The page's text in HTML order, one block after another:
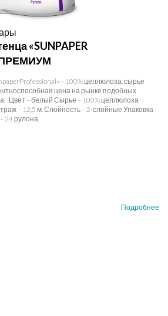
«SUNPAPER
ПРЕМИУМ
– 100% целлюлоза, сырье
цена на рынке подобных
Цвет – белый Сырье – 100% целлюлоза
– 12,5 м. Слойность – 2-слойные Упаковка –
24 рулона
Подробнее